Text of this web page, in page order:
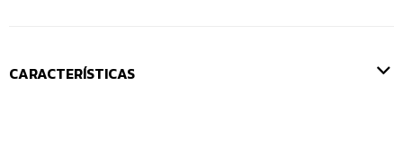
CARACTERÍSTICAS